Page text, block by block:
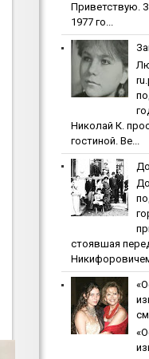
Приветствую.
1977 го...
Николай К.
гостиной. Ве...
стоявшая